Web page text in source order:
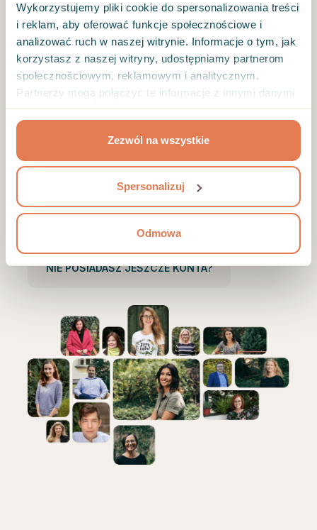
Wykorzystujemy pliki cookie do spersonalizowania treści
i reklam, aby oferować funkcje społecznościowe i
analizować ruch w naszej witrynie. Informacje o tym, jak
korzystasz z naszej witryny, udostępniamy partnerom
społecznościowym, reklamowym i analitycznym.
Partnerzy mogą połączyć te informacje z innymi danymi
korzystania z ich usług.
Zezwól na wszystkie
Spersonalizuj
Odmowa
Zresetuj hasło
ZALOGUJ SIĘ
Nie posiadasz jeszcze konta?Zarejestruj się
Zaloguj się
NIE POSIADASZ JESZCZE KONTA?